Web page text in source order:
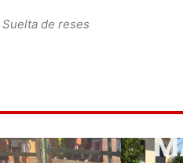
Suelta de reses